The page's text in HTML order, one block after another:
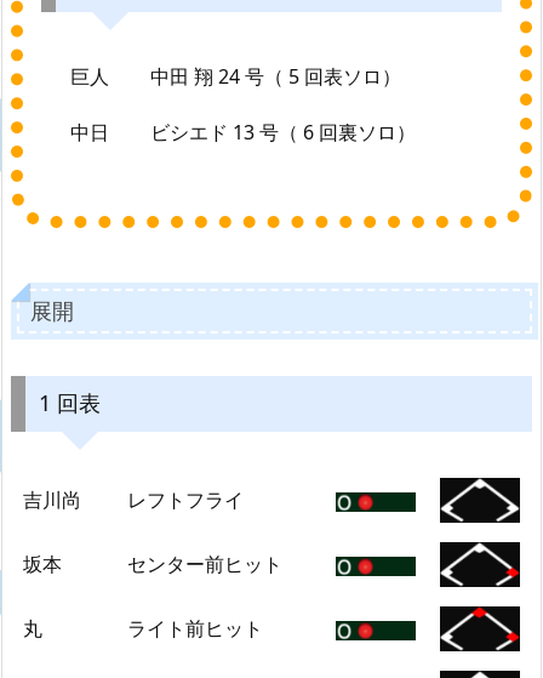
巨人 中田 翔 24 号（ 5 回表ソロ）
中日 ビシエド 13 号（ 6 回裏ソロ）
展開
1 回表
吉川尚 レフトフライ
坂本 センター前ヒット
丸 ライト前ヒット